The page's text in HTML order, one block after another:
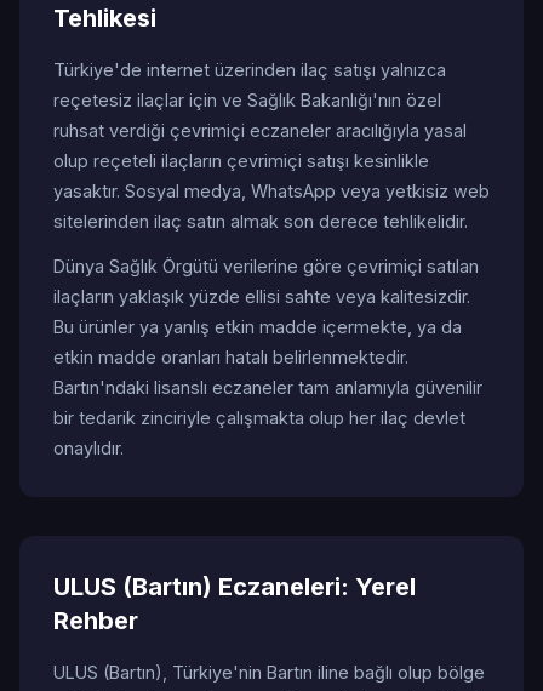
Tehlikesi
Türkiye'de internet üzerinden ilaç satışı yalnızca
reçetesiz ilaçlar için ve Sağlık Bakanlığı'nın özel
ruhsat verdiği çevrimiçi eczaneler aracılığıyla yasal
olup reçeteli ilaçların çevrimiçi satışı kesinlikle
yasaktır. Sosyal medya, WhatsApp veya yetkisiz web
sitelerinden ilaç satın almak son derece tehlikelidir.
Dünya Sağlık Örgütü verilerine göre çevrimiçi satılan
ilaçların yaklaşık yüzde ellisi sahte veya kalitesizdir.
Bu ürünler ya yanlış etkin madde içermekte, ya da
etkin madde oranları hatalı belirlenmektedir.
Bartın'ndaki lisanslı eczaneler tam anlamıyla güvenilir
bir tedarik zinciriyle çalışmakta olup her ilaç devlet
onaylıdır.
ULUS (Bartın) Eczaneleri: Yerel
Rehber
ULUS (Bartın), Türkiye'nin Bartın iline bağlı olup bölge